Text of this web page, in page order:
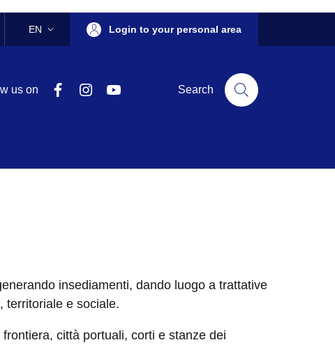
LANGUAGE SWITCHER: CURRENT LANGUAGE
EN Login to your personal area
us on FacebookInstagram Search
insediamenti, dando luogo a trattative
territoriale e sociale.
città portuali, corti e stanze dei